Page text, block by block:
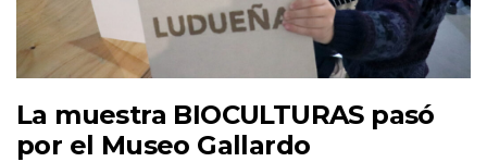
La muestra BIOCULTURAS pasó
por el Museo Gallardo